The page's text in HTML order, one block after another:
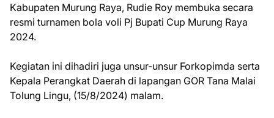
Kabupaten Murung Raya, Rudie Roy membuka secara
resmi turnamen bola voli Pj Bupati Cup Murung Raya
2024.
Kegiatan ini dihadiri juga unsur-unsur Forkopimda serta
Kepala Perangkat Daerah di lapangan GOR Tana Malai
Tolung Lingu, (15/8/2024) malam.